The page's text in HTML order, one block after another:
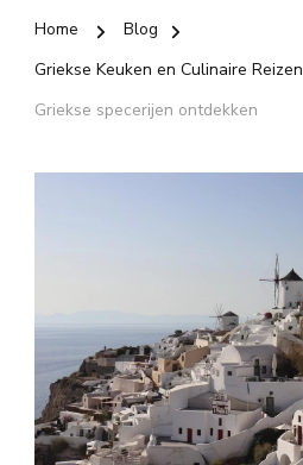
Home
Blog
Griekse Keuken en Culinaire Reizen
Griekse specerijen ontdekken